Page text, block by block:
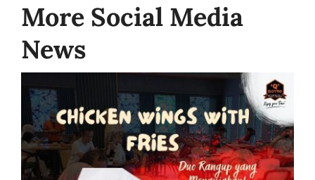
More Social Media
News